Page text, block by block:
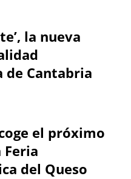
la nueva
Cantabria
el próximo
del Queso